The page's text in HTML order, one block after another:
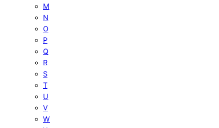
M
N
O
P
Q
R
S
T
U
V
W